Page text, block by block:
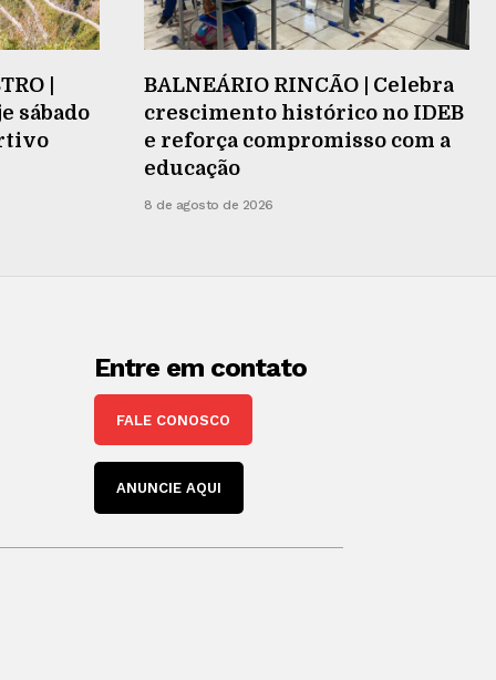
|
sábado
BALNEÁRIO RINCÃO | Celebra
crescimento histórico no IDEB
e reforça compromisso com a
educação
8 de agosto de 2026
Entre em contato
FALE CONOSCO
ANUNCIE AQUI